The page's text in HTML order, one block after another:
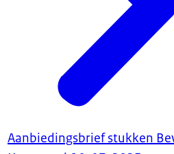
Aanbiedingsbrief stukken